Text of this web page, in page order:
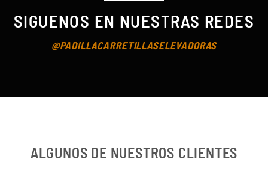
SIGUENOS EN NUESTRAS REDES
@PADILLACARRETILLASELEVADORAS
ALGUNOS DE NUESTROS CLIENTES